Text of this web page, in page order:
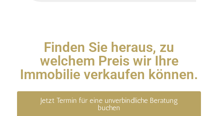
Finden Sie heraus, zu
welchem Preis wir Ihre
Immobilie verkaufen können.
Jetzt Termin für eine unverbindliche Beratung
buchen